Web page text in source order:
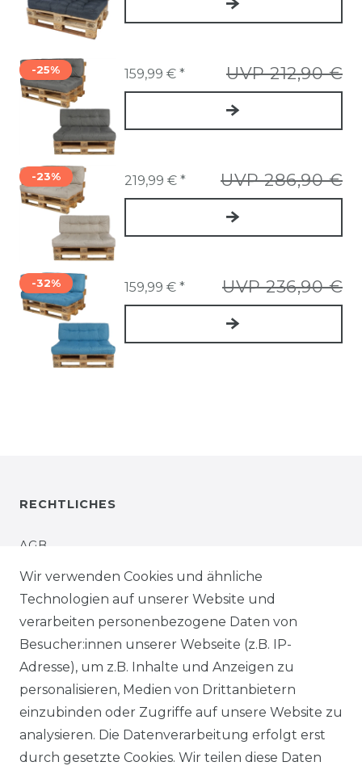
-25% UVP 212,90 €
159,99 € *
-23% UVP 286,90 €
219,99 € *
-32% UVP 236,90 €
159,99 € *
RECHTLICHES
AGB
WIDERRUFSRECHT
WIDERRUFSFORMULAR
DATENSCHUTZERKLÄRUNG
INFORMATIONEN & SERVICE
Wir verwenden Cookies und ähnliche
Technologien auf unserer Website und
verarbeiten personenbezogene Daten von
Besucher:innen unserer Webseite (z.B. IP-
Adresse), um z.B. Inhalte und Anzeigen zu
personalisieren, Medien von Drittanbietern
einzubinden oder Zugriffe auf unsere Website zu
analysieren. Die Datenverarbeitung erfolgt erst
durch gesetzte Cookies. Wir teilen diese Daten